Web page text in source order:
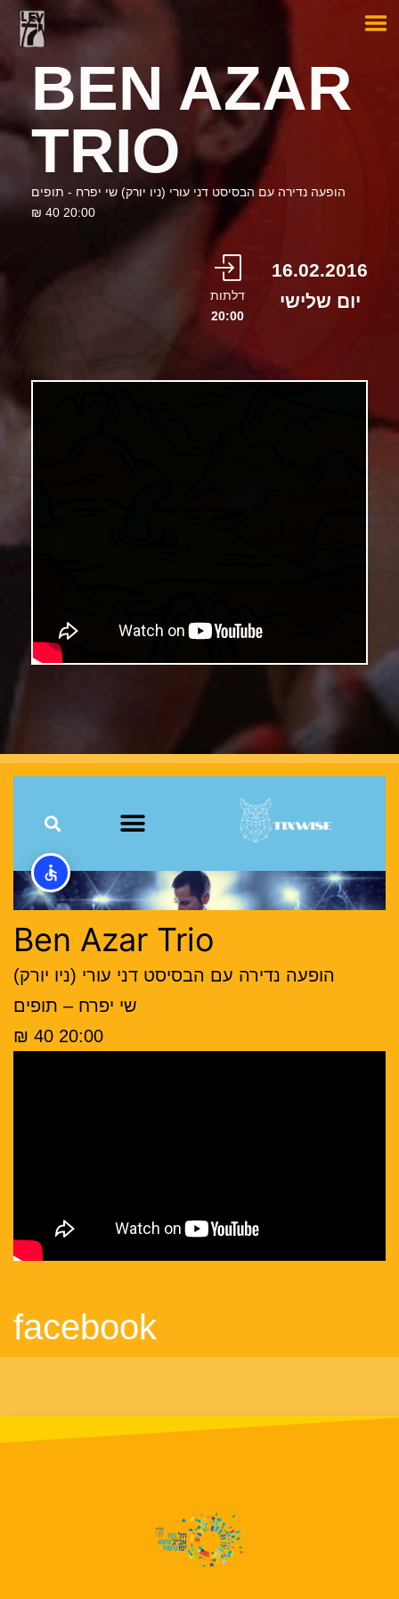
BEN AZAR
TRIO
הופעה נדירה עם הבסיסט דני עורי (ניו יורק) שי יפרח - תופים
20:00 40 ₪
16.02.2016
יום שלישי
דלתות
20:00
Ben Azar Trio
הופעה נדירה עם הבסיסט דני עורי (ניו יורק)
שי יפרח – תופים
20:00 40 ₪
facebook